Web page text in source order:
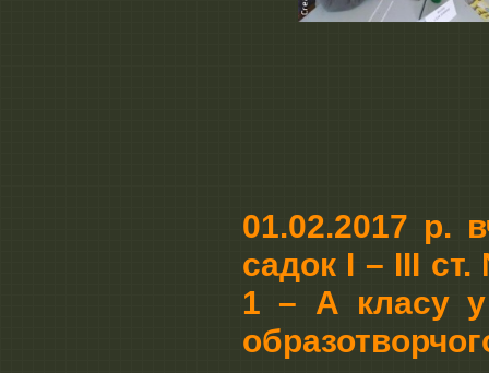
01.02.2017 р.
садок І – ІІІ
1 – А класу у